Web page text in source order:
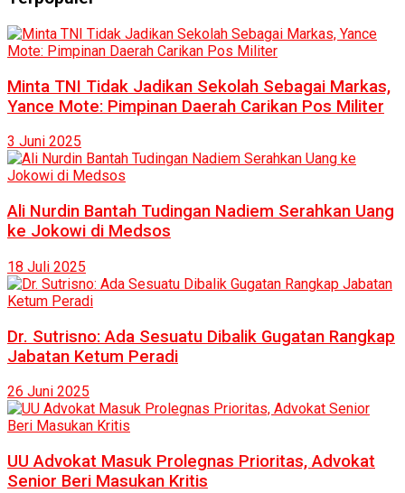
Minta TNI Tidak Jadikan Sekolah Sebagai Markas,
Yance Mote: Pimpinan Daerah Carikan Pos Militer
3 Juni 2025
Ali Nurdin Bantah Tudingan Nadiem Serahkan Uang
ke Jokowi di Medsos
18 Juli 2025
Dr. Sutrisno: Ada Sesuatu Dibalik Gugatan Rangkap
Jabatan Ketum Peradi
26 Juni 2025
UU Advokat Masuk Prolegnas Prioritas, Advokat
Senior Beri Masukan Kritis